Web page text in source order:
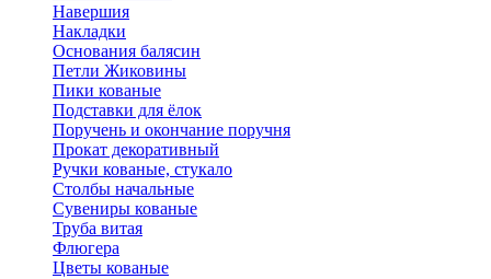
Навершия
Накладки
Основания балясин
Петли Жиковины
Пики кованые
Подставки для ёлок
Поручень и окончание поручня
Прокат декоративный
Ручки кованые, стукало
Столбы начальные
Сувениры кованые
Труба витая
Флюгера
Цветы кованые